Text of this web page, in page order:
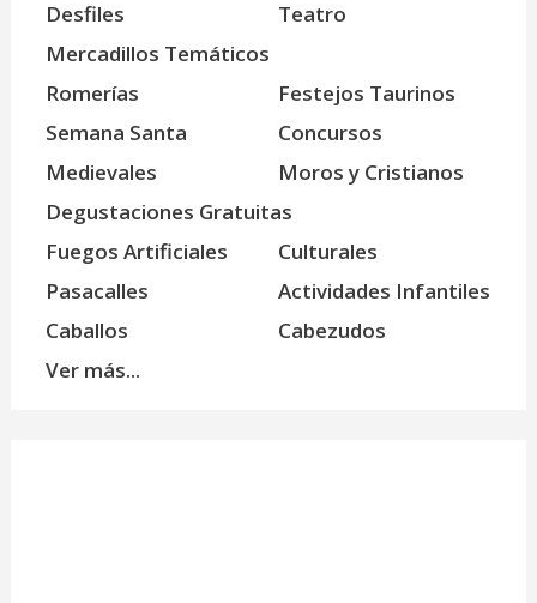
Desfiles
Teatro
Mercadillos Temáticos
Romerías
Festejos Taurinos
Semana Santa
Concursos
Medievales
Moros y Cristianos
Degustaciones Gratuitas
Fuegos Artificiales
Culturales
Pasacalles
Actividades Infantiles
Caballos
Cabezudos
Ver más...